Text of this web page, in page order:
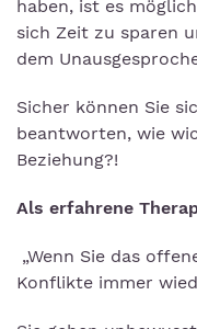
haben, ist es
sich Zeit zu sparen
dem
Sicher können Sie
beantworten, wie
Beziehung?!
Als erfahrene
„Wenn Sie das
Konflikte immer